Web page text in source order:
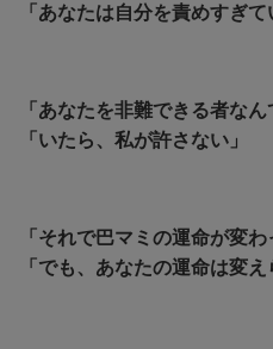
「あなたは自分を責めすぎ
「 あなたを非難できる者なん
「いたら、私が許さない」
「それで巴マミの運命が変
「でも、あなたの運命は変え